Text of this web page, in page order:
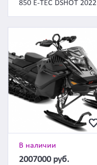
850 E-TEC DSHOT 2022
В наличии
2007000 руб.